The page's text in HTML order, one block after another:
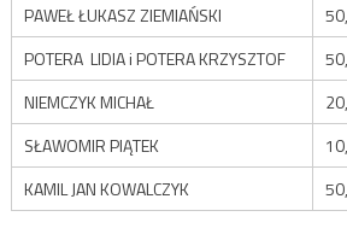
PAWEŁ ŁUKASZ ZIEMIAŃSKI
POTERA LIDIA i POTERA KRZYSZTOF
NIEMCZYK MICHAŁ
SŁAWOMIR PIĄTEK
KAMIL JAN KOWALCZYK